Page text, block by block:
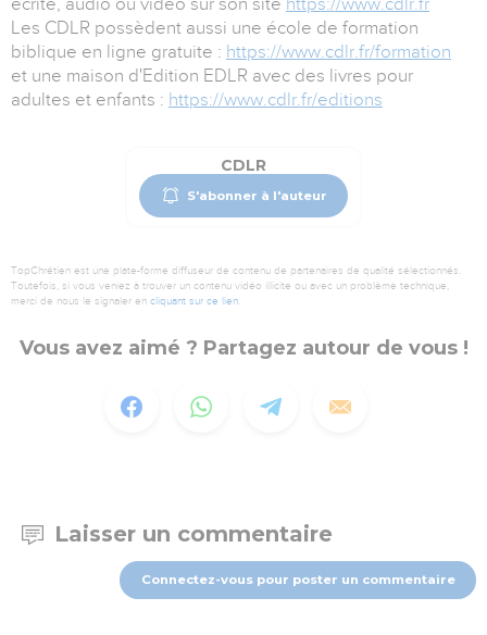
Les CDLR possèdent aussi une école de formation
biblique en ligne gratuite : https://www.cdlr.fr/formation
et une maison d'Edition EDLR avec des livres pour
adultes et enfants : https://www.cdlr.fr/editions
CDLR
S'abonner à l'auteur
TopChrétien est une plate-forme diffuseur de contenu de partenaires de qualité sélectionnés.
Toutefois, si vous veniez à trouver un contenu vidéo illicite ou avec un problème technique,
merci de nous le signaler en cliquant sur ce lien.
Vous avez aimé ? Partagez autour de vous !
Laisser un commentaire
Connectez-vous pour poster un commentaire